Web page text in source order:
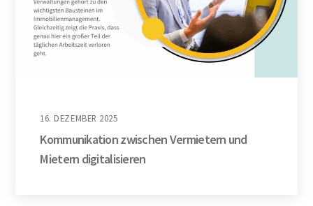
16. DEZEMBER 2025
Kommunikation zwischen Vermietern und
Mietern digitalisieren